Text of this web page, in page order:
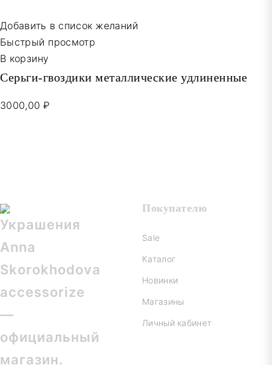
Добавить в список желаний
Быстрый просмотр
В корзину
Серьги-гвоздики металлические удлиненные
3000,00 ₽
Покупателю
Sale
Каталог
Новинки
Магазины
Личный кабинет